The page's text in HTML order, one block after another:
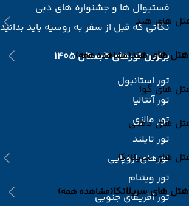
های هند
هتل های هند(مشاهده همه)
های گوا
های دهلی
های سریلانکا
هتل های سریلانکا(مشاهده همه)
فستیوال ها و جشنواره های دبی
نکاتی که قبل از سفر به روسیه باید بدانید
برترین تورهای تابستان 1405
تور استانبول
تور آنتالیا
تور مالزی
تور تایلند
تورهای اروپایی
تور ویتنام
تور آفریقای جنوبی